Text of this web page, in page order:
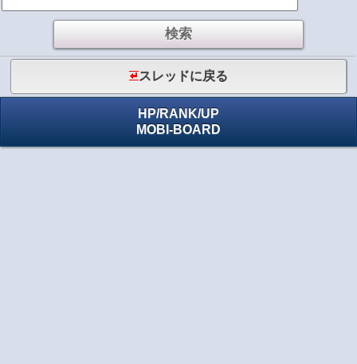
スレッドに戻る
HP/RANK/UP
MOBI-BOARD